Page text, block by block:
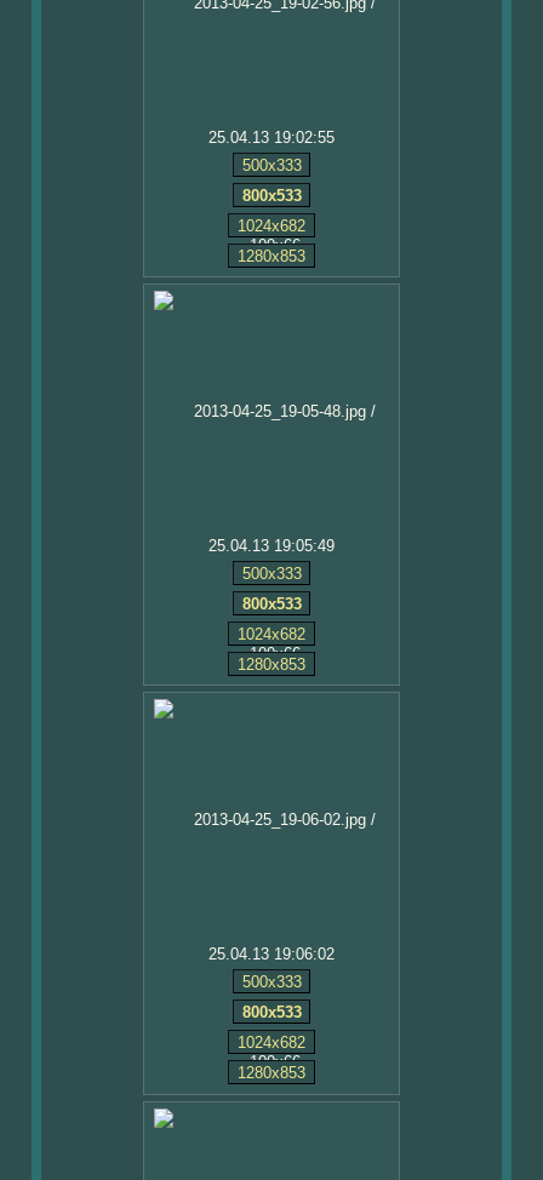
25.04.13 19:02:55
500x333
800x533
1024x682
1280x853
25.04.13 19:05:49
500x333
800x533
1024x682
1280x853
25.04.13 19:06:02
500x333
800x533
1024x682
1280x853